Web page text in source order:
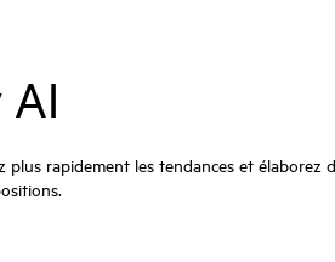
rapidement les tendances et élaborez